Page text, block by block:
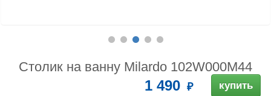
Столик на ванну Milardo 102W000M44
1 490 купить